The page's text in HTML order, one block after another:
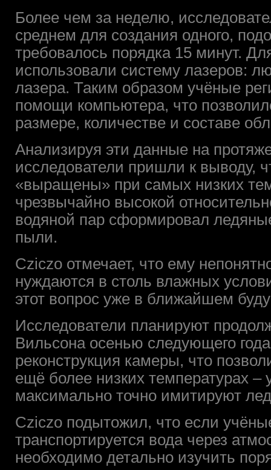
Более чем за неделю,
среднем для создания одного,
требовалось порядка 15 минут.
использовали систему лазеров:
лазера. Таким образом учёные
помощи компьютера, что
размере, количестве и составе
Анализируя эти данные на
исследователи пришли к выводу,
«выращены» при самых низких
чрезвычайно высокой
водяной пар сформировал
пыли.
Cziczo отмечает, что ему
нуждаются в столь влажных
этот вопрос уже в ближайшем
Исследователи планируют
Вильсона осенью следующего
реконструкция камеры, что
ещё более низких температурах –
максимально точно имитируют
Cziczo подытожил, что если
транспортируется вода через
необходимо детально изучить